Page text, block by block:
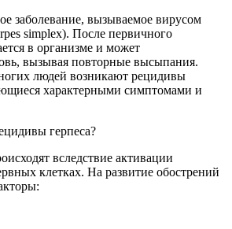
заболевание, вызываемое вирусом
simplex). После первичного
в организме и может
вызывая повторные высыпания.
людей возникают рецидивы
характерными симптомами и
герпеса?
вследствие активации
клетках. На развитие обострений